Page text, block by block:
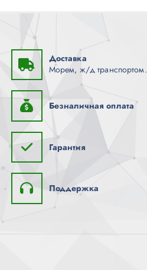
Доставка
Морем, ж/д транспортом.
Безналичная оплата
Гарантия
Поддержка